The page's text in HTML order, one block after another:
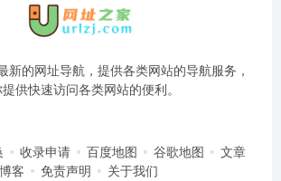
新的网址导航，提供各类网站的导航服务，
供快速访问各类网站的便利。
收录申请 百度地图 谷歌地图
文章
博客
免责声明 关于我们